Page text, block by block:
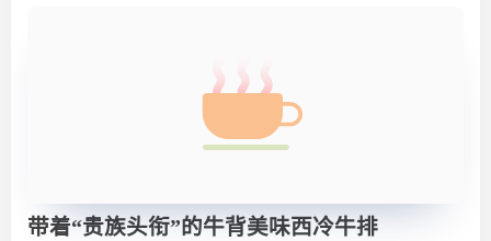
带着“贵族头衔”的牛背美味西冷牛排